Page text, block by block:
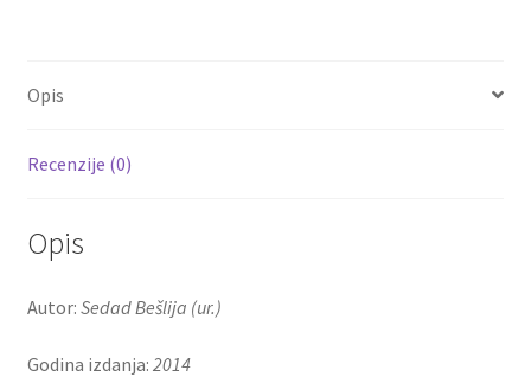
Opis
Recenzije (0)
Opis
Autor: Sedad Bešlija (ur.)
Godina izdanja: 2014